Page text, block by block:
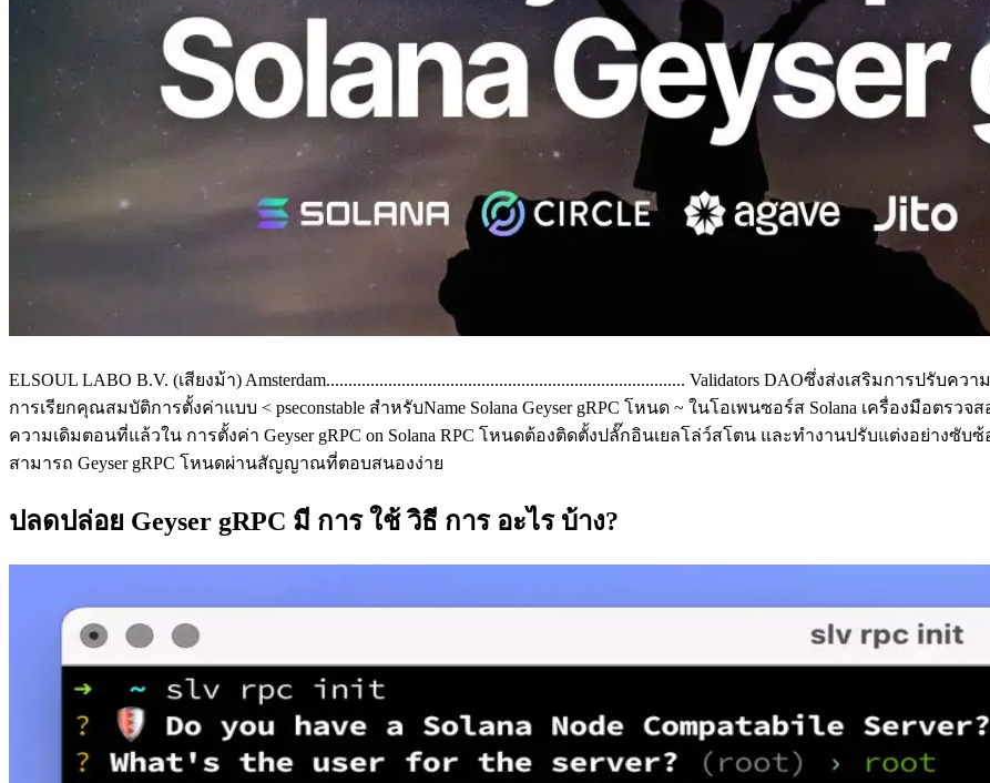
ELSOUL LABO B.V. (เสียงม้า) Amsterdam................................................................................. Validators DAOซึ่งส่งเสริมการปรั
การเรียกคุณสมบัติการตั้งค่าแบบ < pseconstable สําหรับName Solana Geyser gRPC โหนด ~ ในโอเพนซอร์ส Solana เครื่องมือตรวจส
ความเดิมตอนที่แล้วใน การตั้งค่า Geyser gRPC on Solana RPC โหนดต้องติดตั้งปลั๊กอินเยลโล่ว์สโตน และทํางานปรับแต่งอย่าง
สามารถ Geyser gRPC โหนดผ่านสัญญาณที่ตอบสนองง่าย
ปลดปล่อย Geyser gRPC มี การ ใช้ วิธี การ อะไร บ้าง?